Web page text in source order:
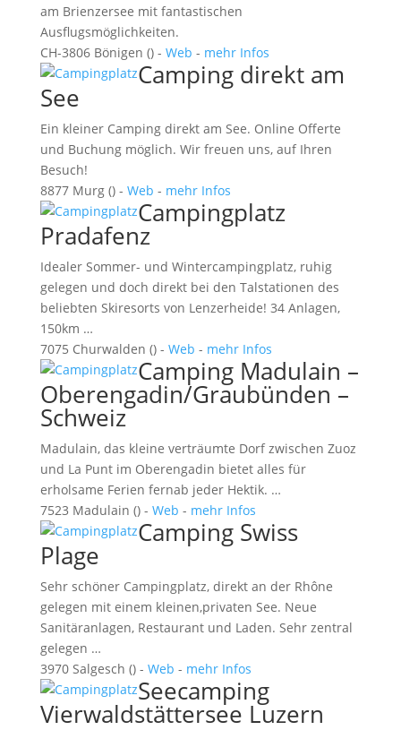
am Brienzersee mit fantastischen
Ausflugsmöglichkeiten.
CH-3806 Bönigen () - Web - mehr Infos
Camping direkt am
See
Ein kleiner Camping direkt am See. Online Offerte
und Buchung möglich. Wir freuen uns, auf Ihren
Besuch!
8877 Murg () - Web - mehr Infos
Campingplatz
Pradafenz
Idealer Sommer- und Wintercampingplatz, ruhig
gelegen und doch direkt bei den Talstationen des
beliebten Skiresorts von Lenzerheide! 34 Anlagen,
150km …
7075 Churwalden () - Web - mehr Infos
Camping Madulain –
Oberengadin/Graubünden –
Schweiz
Madulain, das kleine verträumte Dorf zwischen Zuoz
und La Punt im Oberengadin bietet alles für
erholsame Ferien fernab jeder Hektik. …
7523 Madulain () - Web - mehr Infos
Camping Swiss
Plage
Sehr schöner Campingplatz, direkt an der Rhône
gelegen mit einem kleinen,privaten See. Neue
Sanitäranlagen, Restaurant und Laden. Sehr zentral
gelegen …
3970 Salgesch () - Web - mehr Infos
Seecamping
Vierwaldstättersee Luzern